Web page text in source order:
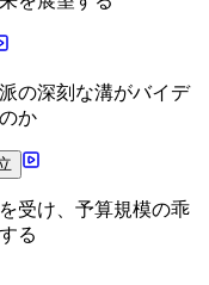
の深刻な溝がバイデ
か
受け、予算規模の乖
る